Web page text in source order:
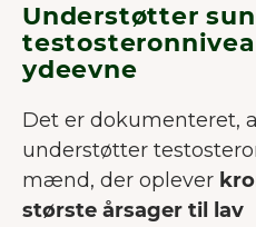
Understøtter
ydeevne
Det er dokumenteret,
understøtter
mænd, der oplever
største årsager til lav